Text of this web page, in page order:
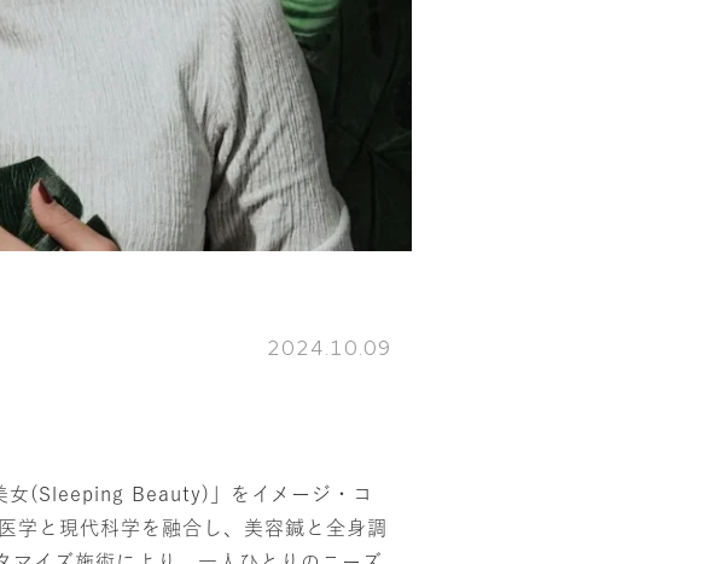
2024.10.09
女(Sleeping Beauty)」をイメージ・コ
学と現代科学を融合し、美容鍼と全身調